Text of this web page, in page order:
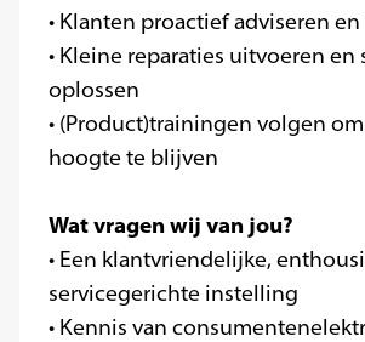
• Klanten proactief adviseren
• Kleine reparaties uitvoeren en
oplossen
• (Product)trainingen volgen
hoogte te blijven
Wat vragen wij van jou?
• Een klantvriendelijke,
servicegerichte instelling
• Kennis van